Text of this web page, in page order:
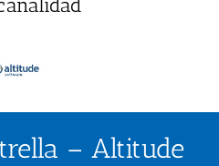
– Altitude